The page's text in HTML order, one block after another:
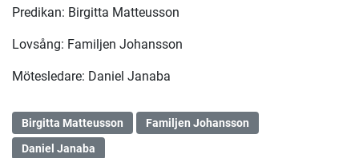
Predikan: Birgitta Matteusson
Lovsång: Familjen Johansson
Mötesledare: Daniel Janaba
Birgitta Matteusson
Familjen Johansson
Daniel Janaba